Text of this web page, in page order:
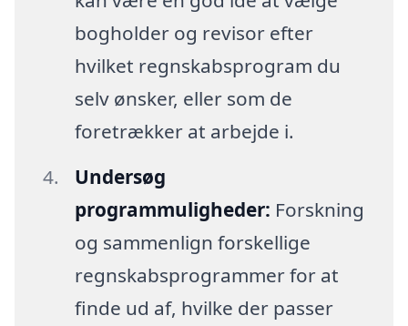
bogholder og revisor efter
hvilket regnskabsprogram du
selv ønsker, eller som de
foretrækker at arbejde i.
Undersøg
programmuligheder: Forskning
og sammenlign forskellige
regnskabsprogrammer for at
finde ud af, hvilke der passer